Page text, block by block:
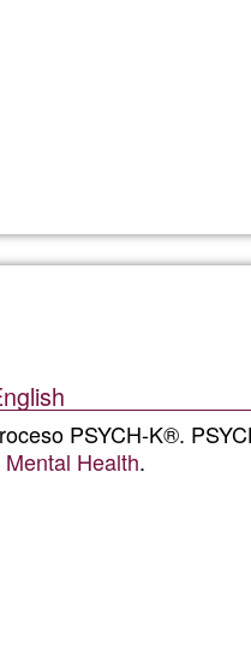
PSYCH-K®.
Mental Health.